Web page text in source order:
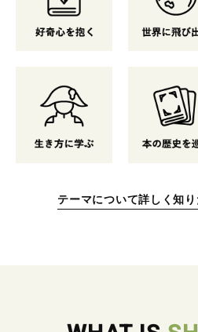
テーマについて詳しく知